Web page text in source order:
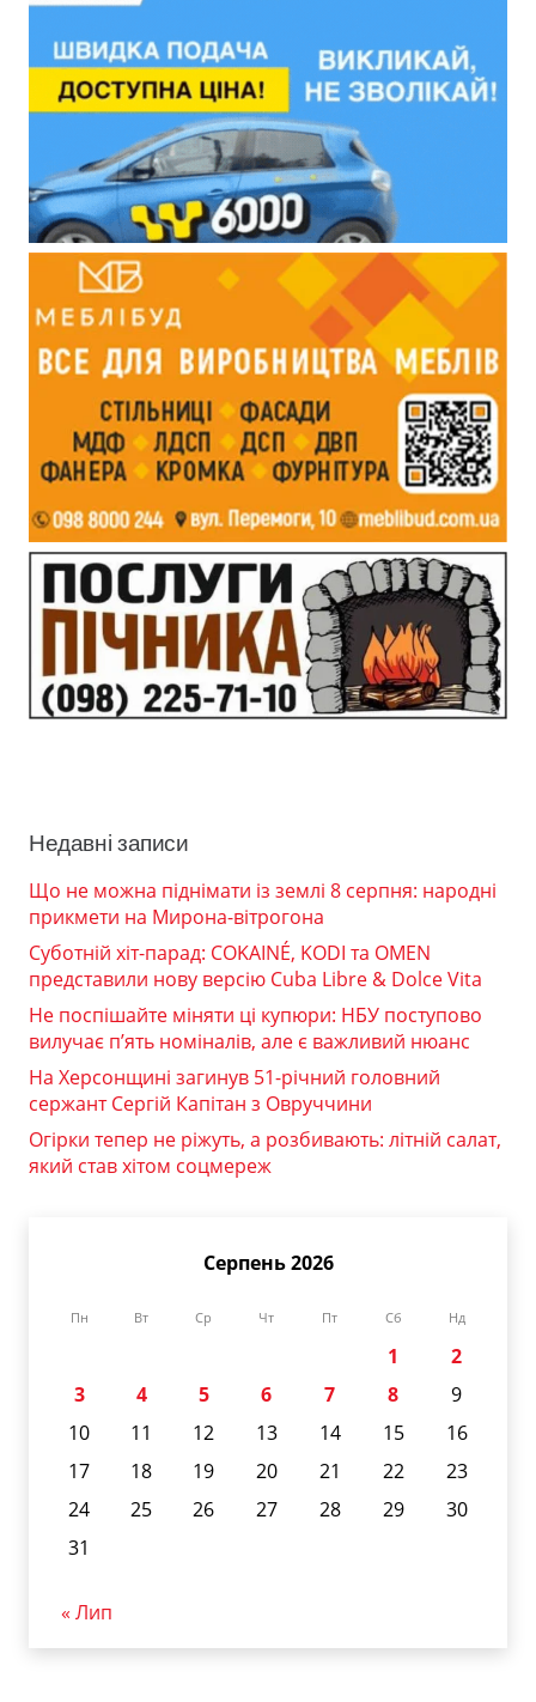
Недавні записи
Що не можна піднімати із землі 8 серпня: народні
прикмети на Мирона-вітрогона
Суботній хіт-парад: COKAINÉ, KODI та OMEN
представили нову версію Cuba Libre & Dolce Vita
Не поспішайте міняти ці купюри: НБУ поступово
вилучає п’ять номіналів, але є важливий нюанс
На Херсонщині загинув 51-річний головний
сержант Сергій Капітан з Овруччини
Огірки тепер не ріжуть, а розбивають: літній салат,
який став хітом соцмереж
Серпень 2026
Пн Вт Ср Чт Пт Сб Нд
1
2
3
4 5 6 7 8
9
10
11 12 13 14 15
16
17
18 19 20 21 22
23
24
25 26 27 28 29
30
31
« Лип